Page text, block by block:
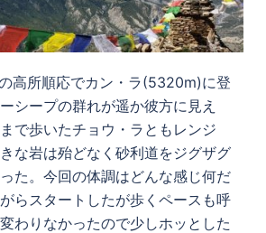
高所順応でカン・ラ(5320m)に登
シープの群れが遥か彼方に見え
で歩いたチョウ・ラともレンジ
な岩は殆どなく砂利道をジグザグ
た。今回の体調はどんな感じ何だ
らスタートしたが歩くペースも呼
わりなかったので少しホッとした